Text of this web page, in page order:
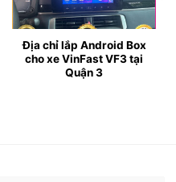
hình Android cho xe
cho xe VinFast
Địa chỉ lắp Android Box
cho xe VinFast VF3 tại
Quận 3